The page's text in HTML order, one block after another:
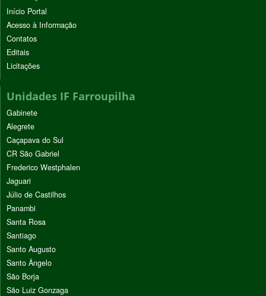
Início Portal
Acesso à Informação
Contatos
Editais
Licitações
Unidades IF Farroupilha
Gabinete
Alegrete
Caçapava do Sul
CR São Gabriel
Frederico Westphalen
Jaguari
Júlio de Castilhos
Panambi
Santa Rosa
Santiago
Santo Augusto
Santo Ângelo
São Borja
São Luiz Gonzaga